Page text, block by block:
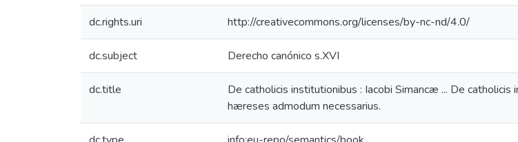
dc.rights.uri http://creativecommons.org/licenses/by-nc-nd/4.0/
dc.subject Derecho canónico s.XVI
dc.title
De catholicis institutionibus : Iacobi Simancæ ... De
hæreses admodum necessarius.